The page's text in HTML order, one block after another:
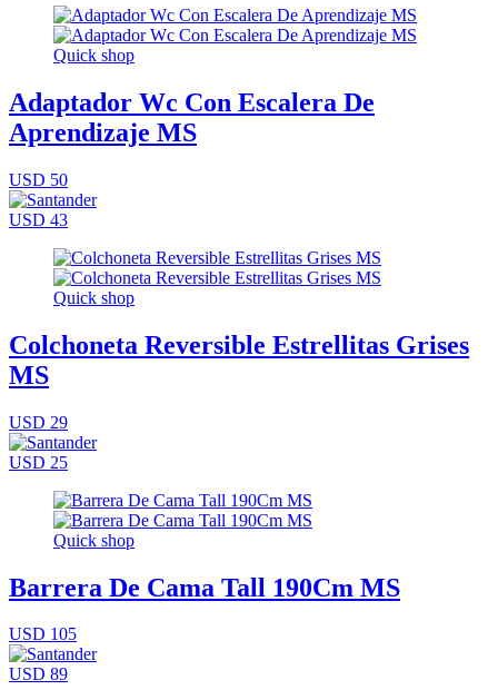
Quick shop
Adaptador Wc Con Escalera De
Aprendizaje MS
USD 50
USD 43
Quick shop
Colchoneta Reversible Estrellitas Grises
MS
USD 29
USD 25
Quick shop
Barrera De Cama Tall 190Cm MS
USD 105
USD 89